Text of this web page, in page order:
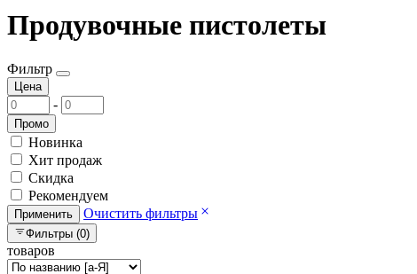
Продувочные пистолеты
Фильтр
Цена
-
Промо
Новинка
Хит продаж
Скидка
Рекомендуем
Применить Очистить фильтры
Фильтры (0)
товаров